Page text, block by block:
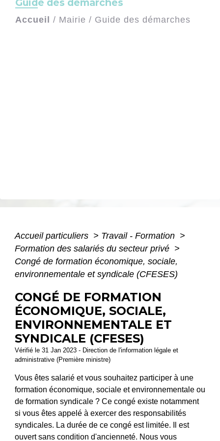
Guide des démarches
Accueil / Mairie / Guide des démarches
Accueil particuliers > Travail - Formation >
Formation des salariés du secteur privé >
Congé de formation économique, sociale,
environnementale et syndicale (CFESES)
CONGÉ DE FORMATION
ÉCONOMIQUE, SOCIALE,
ENVIRONNEMENTALE ET
SYNDICALE (CFESES)
Vérifié le 31 Jan 2023 - Direction de l'information légale et
administrative (Première ministre)
Vous êtes salarié et vous souhaitez participer à une
formation économique, sociale et environnementale ou
de formation syndicale ? Ce congé existe notamment
si vous êtes appelé à exercer des responsabilités
syndicales. La durée de ce congé est limitée. Il est
ouvert sans condition d'ancienneté. Nous vous